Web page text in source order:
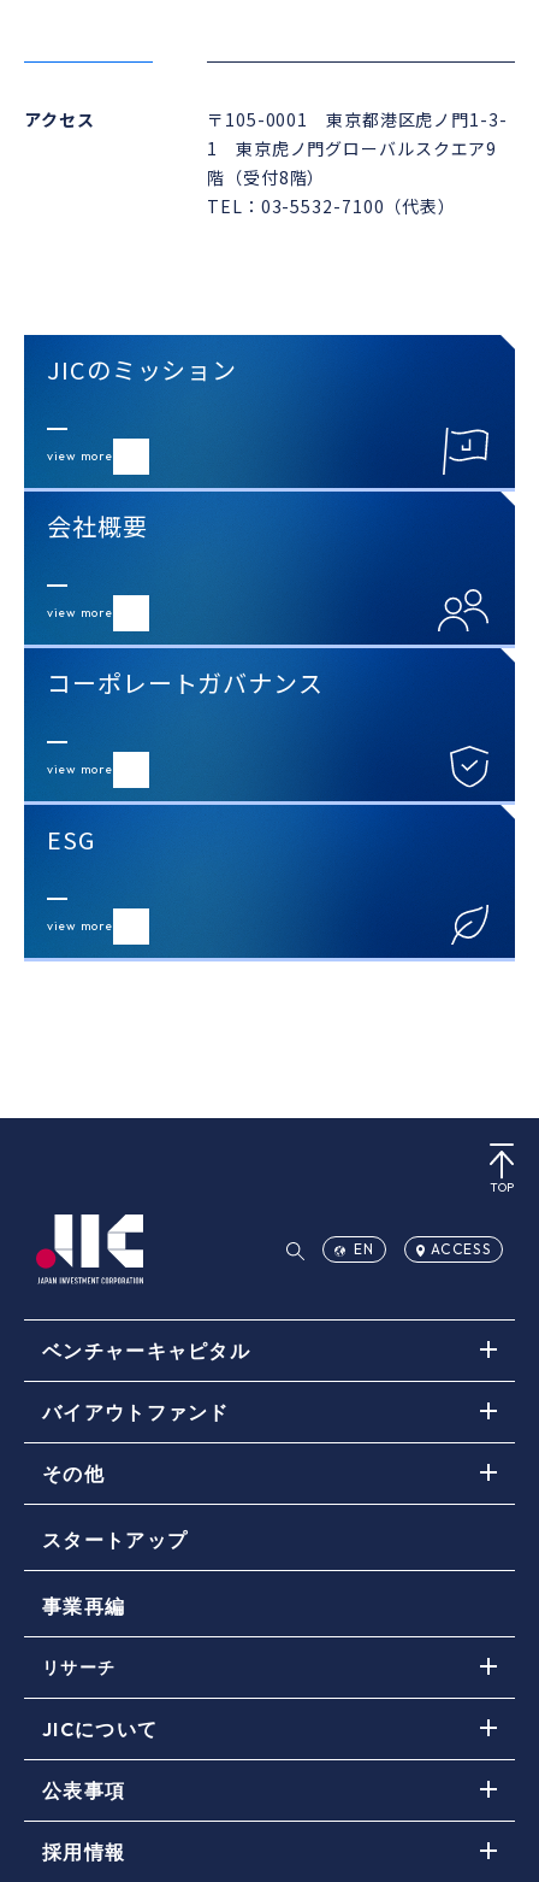
アクセス
〒105-0001 東京都港区虎ノ門1-3-
1 東京虎ノ門グローバルスクエア9
階（受付8階）
TEL：03-5532-7100（代表）
JICのミッション
view more
会社概要
view more
コーポレートガバナンス
view more
ESG
view more
TOP
EN ACCESS
ベンチャーキャピタル
ベンチャーキャピタル(VC)投資戦略
JICの投資活動（ファンドに対する投資）に関す
るお問い合わせ
バイアウトファンド
バイアウトファンド投資戦略
その他
取り組み・投資先ファンド一覧
スタートアップ
事業再編
リサーチ
DE&Iの推進
ニュース
JICについて
JICのミッション
コーポレートガバナンス
公表事項
事業報告 / 公開情報（JIC電子公告含む）
採用情報